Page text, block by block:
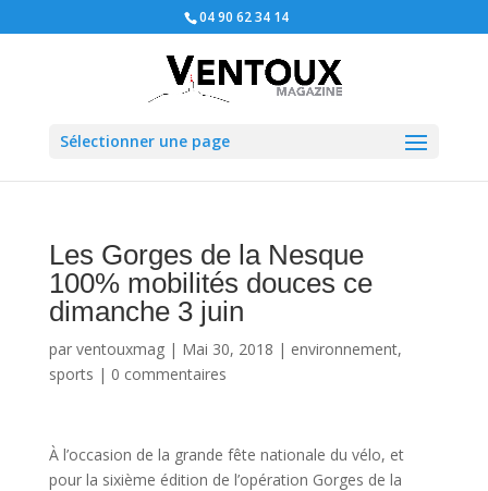
04 90 62 34 14
Sélectionner une page
Les Gorges de la Nesque
100% mobilités douces ce
dimanche 3 juin
par ventouxmag| Mai 30, 2018 | environnement,
sports | 0 commentaires
À l’occasion de la grande fête nationale du vélo, et
pour la sixième édition de l’opération Gorges de la